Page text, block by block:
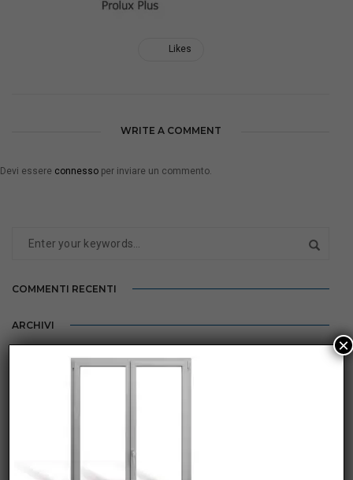
Likes
WRITE A COMMENT
Devi essere connesso per inviare un commento.
COMMENTI RECENTI
ARCHIVI
CATEGORIE
×